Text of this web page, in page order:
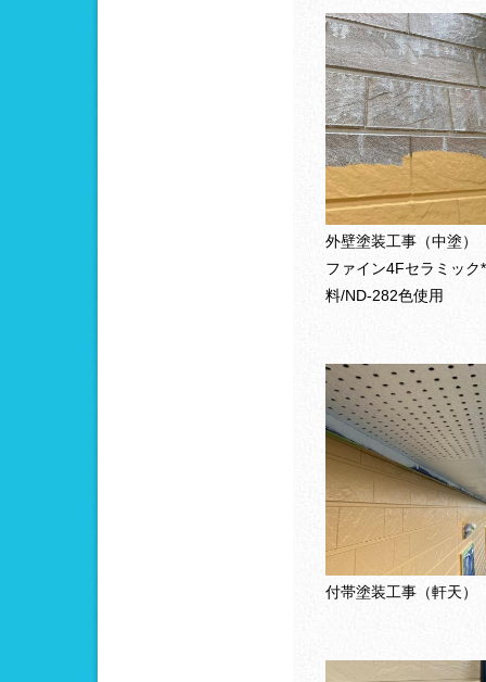
外壁塗装工事（中塗）
ファイン4Fセラミック
料/ND-282色使用
付帯塗装工事（軒天）